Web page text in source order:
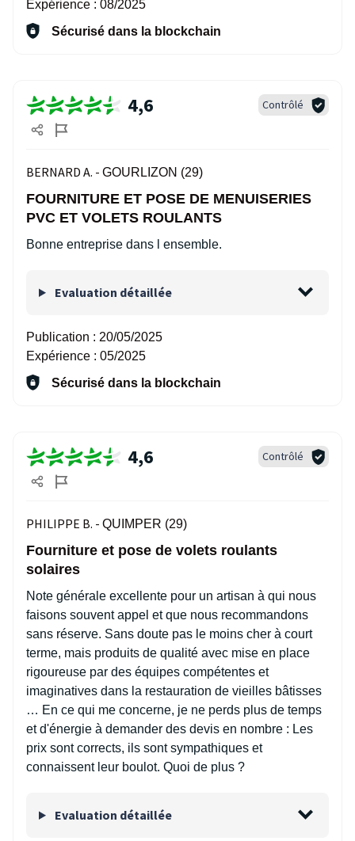
Expérience : 08/2025
Sécurisé dans la blockchain
4,6 Contrôlé
BERNARD A. - GOURLIZON (29)
FOURNITURE ET POSE DE MENUISERIES
PVC ET VOLETS ROULANTS
Bonne entreprise dans l ensemble.
Evaluation détaillée
Publication : 20/05/2025
Expérience : 05/2025
Sécurisé dans la blockchain
4,6 Contrôlé
PHILIPPE B. - QUIMPER (29)
Fourniture et pose de volets roulants
solaires
Note générale excellente pour un artisan à qui nous
faisons souvent appel et que nous recommandons
sans réserve. Sans doute pas le moins cher à court
terme, mais produits de qualité avec mise en place
rigoureuse par des équipes compétentes et
imaginatives dans la restauration de vieilles bâtisses
… En ce qui me concerne, je ne perds plus de temps
et d'énergie à demander des devis en nombre : Les
prix sont corrects, ils sont sympathiques et
connaissent leur boulot. Quoi de plus ?
Evaluation détaillée